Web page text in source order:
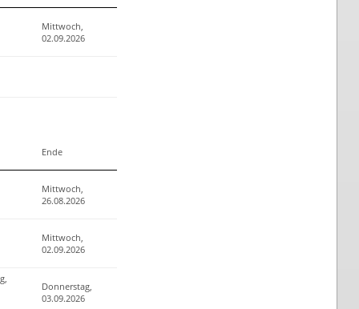
Mittwoch,
02.09.2026
Ende
Mittwoch,
26.08.2026
Mittwoch,
02.09.2026
Donnerstag,
03.09.2026